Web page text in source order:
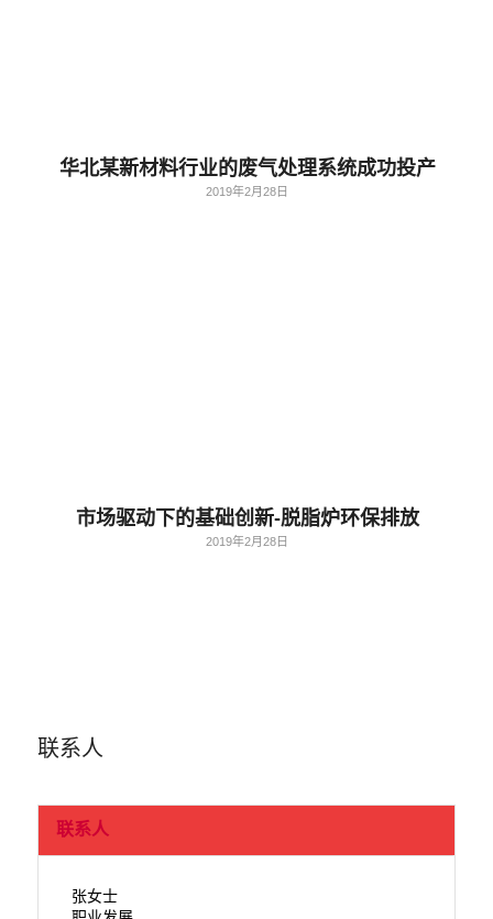
华北某新材料行业的废气处理系统成功投产
2019年2月28日
市场驱动下的基础创新-脱脂炉环保排放
2019年2月28日
联系人
联系人
张女士